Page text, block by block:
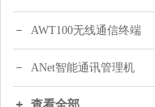
AWT100无线通信终端
ANet智能通讯管理机